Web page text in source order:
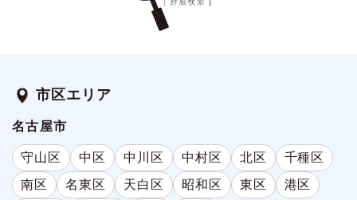
市区エリア
名古屋市
守山区 中区 中川区 中村区 北区
千種区
南区
名東区 天白区 昭和区 東区
港区